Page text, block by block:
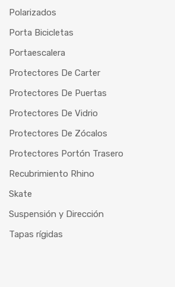
Polarizados
Porta Bicicletas
Portaescalera
Protectores De Carter
Protectores De Puertas
Protectores De Vidrio
Protectores De Zócalos
Protectores Portón Trasero
Recubrimiento Rhino
Skate
Suspensión y Dirección
Tapas rígidas